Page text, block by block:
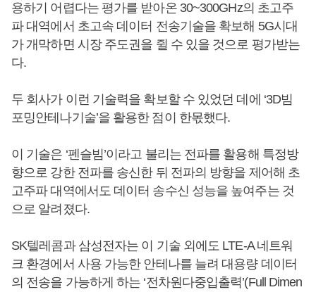
용하기 어렵다는 평가를 받아온 30~300GHz의 초고주
파 대역에서 초고속 데이터 전송기술을 확보해 5G시대
가 개막하면 시장 주도권을 쥘 수 있을 것으로 평가받는
다.
두 회사가 이런 기술력을 확보할 수 있었던 데에 ‘3D빔
포밍안테나기술’을 활용한 점이 한몫했다.
이 기술은 ‘펜슬빔’이라고 불리는 전파를 활용해 특정방
향으로 강한 전파를 송신한 뒤 전파의 방향을 제어해 초
고주파 대역에서도 데이터 송수신 성능을 높여주는 것
으로 알려졌다.
SK텔레콤과 삼성전자는 이 기술 외에도 LTE-A 네트워
크 환경에서 사용 가능한 안테나를 늘려 대용량 데이터
의 전송을 가능하게 하는 ‘전차원다중입출력’(Full Dimen